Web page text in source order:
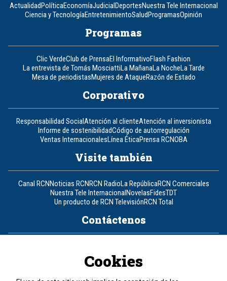
ActualidadPolíticaEconomíaJudicialDeportesNuestra Tele Internacional
Ciencia y TecnologíaEntretenimientoSaludProgramasOpinión
Programas
Clic VerdeClub de PrensaEl InformativoFlash Fashion
La entrevista de Tomás MosciattiLa MañanaLa NocheLa Tarde
Mesa de periodistasMujeres de AtaqueRazón de Estado
Corporativo
Responsabilidad SocialAtención al clienteAtención al inversionista
Informe de sostenibilidadCódigo de autorregulación
Ventas InternacionalesLínea ÉticaPrensa RCNOBA
Visite también
Canal RCNNoticias RCNRCN RadioLa RepúblicaRCN Comerciales
Nuestra Tele InternacionalNovelasFidesTDT
Un producto de RCN TelevisiónRCN Total
Contáctenos
Política de cookies
Cookies